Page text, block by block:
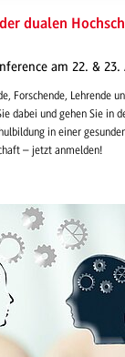
dualen
am 22. &
Forschende, Lehrende
dabei und gehen Sie in
in einer
– jetzt anmelden!